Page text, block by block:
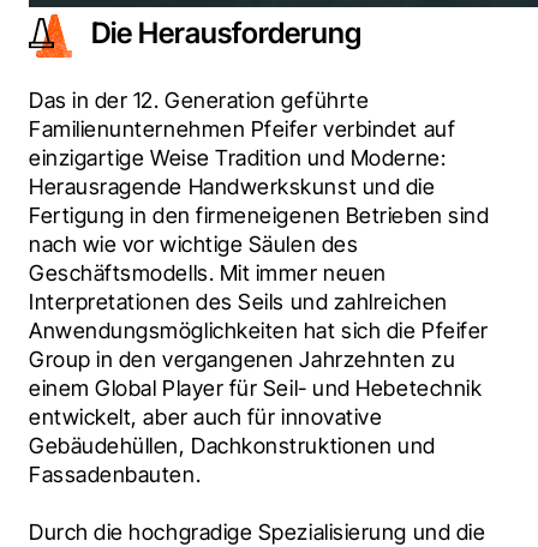
Die Herausforderung
Das in der 12. Generation geführte
Familienunternehmen Pfeifer verbindet auf
einzigartige Weise Tradition und Moderne:
Herausragende Handwerkskunst und die
Fertigung in den firmeneigenen Betrieben sind
nach wie vor wichtige Säulen des
Geschäftsmodells. Mit immer neuen
Interpretationen des Seils und zahlreichen
Anwendungsmöglichkeiten hat sich die Pfeifer
Group in den vergangenen Jahrzehnten zu
einem Global Player für Seil- und Hebetechnik
entwickelt, aber auch für innovative
Gebäudehüllen, Dachkonstruktionen und
Fassadenbauten.
Durch die hochgradige Spezialisierung und die